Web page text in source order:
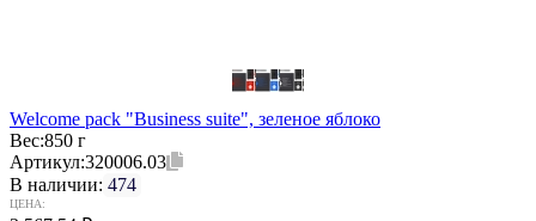
Welcome pack "Business suite", зеленое яблоко
Вес:850 г
Артикул:320006.03
В наличии: 474
ЦЕНА: